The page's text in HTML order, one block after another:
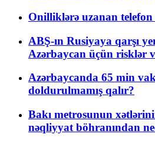
Onilliklərə uzanan telefon
ABŞ-ın Rusiyaya qarşı
Azərbaycan üçün risklər
Azərbaycanda 65 min
doldurulmamış qalır?
Bakı metrosunun
nəqliyyat böhranından